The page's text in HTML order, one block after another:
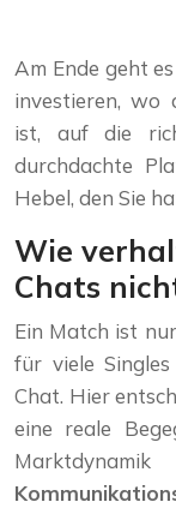
Am Ende geht
investieren, wo
ist, auf die
durchdachte
Hebel, den Sie
Wie
Chats
Ein Match ist
für viele
Chat. Hier
eine reale